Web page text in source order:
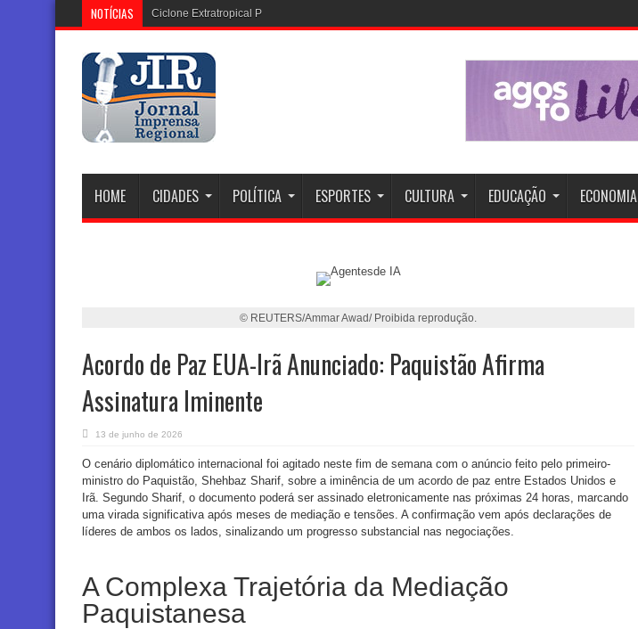
NOTÍCIAS Ciclone Extratropical Perde Força, Abrindo C
HOME CIDADES POLÍTICA ESPORTES CULTURA EDUCAÇÃO ECONOMIA
© REUTERS/Ammar Awad/ Proibida reprodução.
Acordo de Paz EUA-Irã Anunciado: Paquistão Afirma
Assinatura Iminente
13 de junho de 2026
O cenário diplomático internacional foi agitado neste fim de semana com o anúncio feito pelo primeiro-
ministro do Paquistão, Shehbaz Sharif, sobre a iminência de um acordo de paz entre Estados Unidos e
Irã. Segundo Sharif, o documento poderá ser assinado eletronicamente nas próximas 24 horas, marcando
uma virada significativa após meses de mediação e tensões. A confirmação vem após declarações de
líderes de ambos os lados, sinalizando um progresso substancial nas negociações.
A Complexa Trajetória da Mediação
Paquistanesa